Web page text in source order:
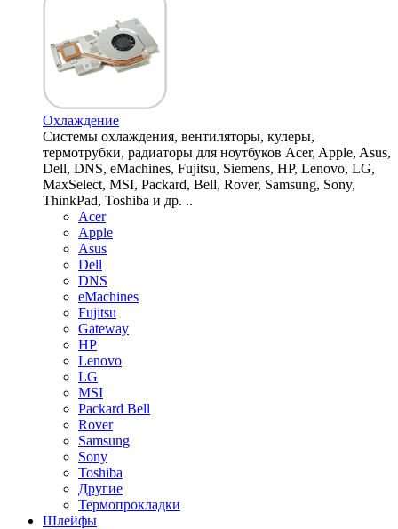
Охлаждение
Системы охлаждения, вентиляторы, кулеры,
термотрубки, радиаторы для ноутбуков Acer, Apple, Asus,
Dell, DNS, eMachines, Fujitsu, Siemens, HP, Lenovo, LG,
MaxSelect, MSI, Packard, Bell, Rover, Samsung, Sony,
ThinkPad, Toshiba и др. ..
Acer
Apple
Asus
Dell
DNS
eMachines
Fujitsu
Gateway
HP
Lenovo
LG
MSI
Packard Bell
Rover
Samsung
Sony
Toshiba
Другие
Термопрокладки
Шлейфы